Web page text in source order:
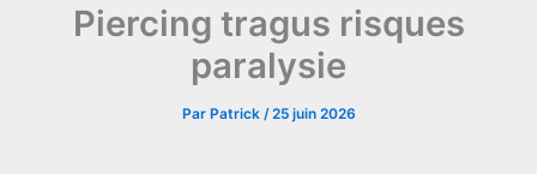
Piercing tragus risques
paralysie
Par Patrick /25 juin 2026